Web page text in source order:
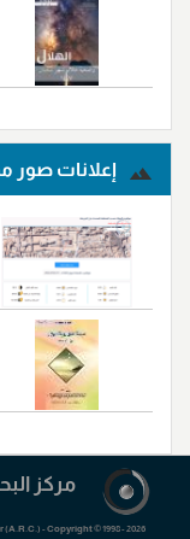
إعلانات صور
مرکز
- Copyright © 1998 - 2026